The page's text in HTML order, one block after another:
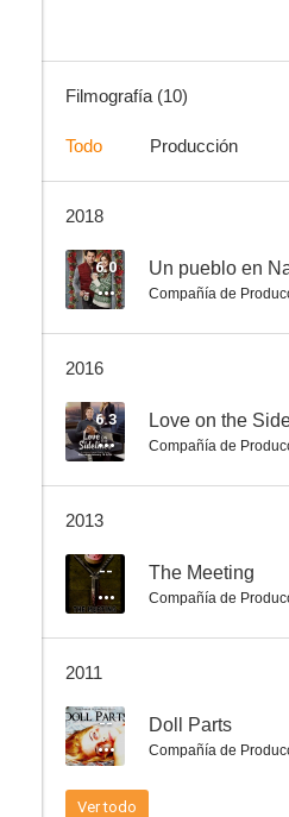
--
Filmografía (10)
Todo Producción
2018
6.0 Un pueblo en
Compañía de
2016
6.3 Love on the
Compañía de
2013
-- The Meeting
Compañía de
2011
-- Doll Parts
Compañía de
Ver todo